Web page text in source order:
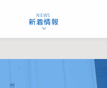
NEWS
新着情報